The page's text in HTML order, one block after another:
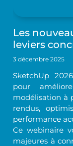
Les
leviers
3 décembre 2025
SketchUp
pour
modélisation à
rendus,
performance
Ce webinaire
majeures à